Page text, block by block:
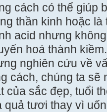
cách có thể giúp
thần kinh hoặc là
acid nhưng
hoá thành
nghiên cứu về
cách, chúng ta sẽ
của sắc đẹp, tuổi
quả tươi thay vì